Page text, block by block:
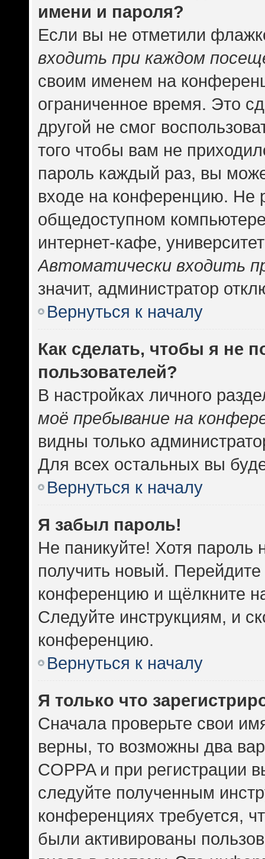
имени и пароля?
Если вы не отметили
входить при каждом
своим именем на
ограниченное время. Это
другой не смог
того чтобы вам не
пароль каждый раз, вы
входе на конференцию. Не
общедоступном
интернет-кафе,
Автоматически входить
значит, администратор
Вернуться к началу
Как сделать, чтобы я не
пользователей?
В настройках личного
моё пребывание на
видны только
Для всех остальных вы
Вернуться к началу
Я забыл пароль!
Не паникуйте! Хотя пароль
получить новый.
конференцию и щёлкните
Следуйте инструкциям, и
конференцию.
Вернуться к началу
Я только что
Сначала проверьте свои
верны, то возможны два
COPPA и при регистрации
следуйте полученным
конференциях требуется,
были активированы